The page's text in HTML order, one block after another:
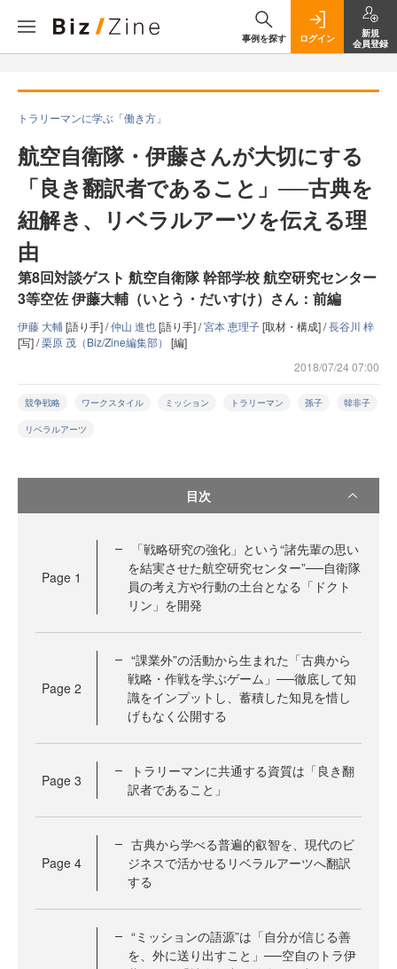
事例を探す ログイン
新規
会員登録
トラリーマンに学ぶ「働き方」
航空自衛隊・伊藤さんが大切にする
「良き翻訳者であること」──古典を
紐解き、リベラルアーツを伝える理
由
第8回対談ゲスト 航空自衛隊 幹部学校 航空研究センター
3等空佐 伊藤大輔（いとう・だいすけ）さん：前編
伊藤 大輔[語り手] /仲山 進也[語り手] /宮本 恵理子[取材・構成] /長谷川 梓
[写] /栗原 茂（Biz/Zine編集部） [編]
2018/07/24 07:00
競争戦略 ワークスタイル ミッション トラリーマン 孫子 韓非子
リベラルアーツ
目次
Page 1
「戦略研究の強化」という“諸先輩の思い
を結実させた航空研究センター”──自衛隊
員の考え方や行動の土台となる「ドクト
リン」を開発
Page 2
“課業外”の活動から生まれた「古典から
戦略・作戦を学ぶゲーム」──徹底して知
識をインプットし、蓄積した知見を惜し
げもなく公開する
Page 3
トラリーマンに共通する資質は「良き翻
訳者であること」
Page 4
古典から学べる普遍的叡智を、現代のビ
ジネスで活かせるリベラルアーツへ翻訳
する
“ミッションの語源”は「自分が信じる善
を、外に送り出すこと」──空自のトラ伊